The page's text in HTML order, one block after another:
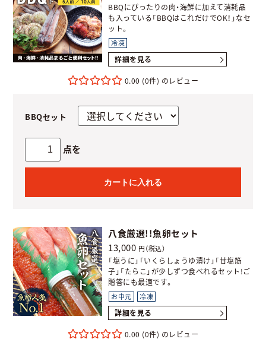
BBQにぴったりの肉・海鮮に加えて消耗品
も入っている「BBQはこれだけでOK！」なセ
ット。
冷凍
詳細を見る
0.00 (0件)
BBQセット
点を
カートに入れる
八食厳選!!魚卵セット
13,000 円（税込）
「塩うに」「いくらしょうゆ漬け」「甘塩筋
子」「たらこ」が少しずつ食べれるセット!ご
贈答にも最適です。
お中元 冷凍
詳細を見る
0.00 (0件)